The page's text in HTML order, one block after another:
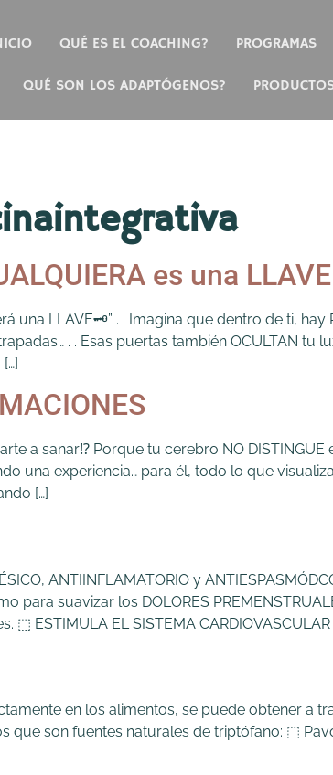
QUÉ ES EL COACHING? PROGRAMAS
QUÉ SON LOS ADAPTÓGENOS?
es una
una LLAVE🗝️” . . Imagina que dentro de ti,
. . Esas puertas también OCULTAN
a sanar⁉️ Porque tu cerebro NO DISTINGUE
una experiencia… para él, todo lo que
[…]
ANTIINFLAMATORIO y
para suavizar los DOLORES
ESTIMULA EL SISTEMA CARDIOVASCULAR
en los alimentos, se puede obtener a
que son fuentes naturales de triptófano: ⬚